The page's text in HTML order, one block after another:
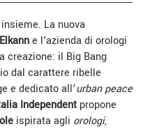
La nuova
e l'azienda di orologi
creazione: il Big Bang
dal carattere ribelle
e dedicato all’urban peace
Independent propone
ispirata agli orologi,